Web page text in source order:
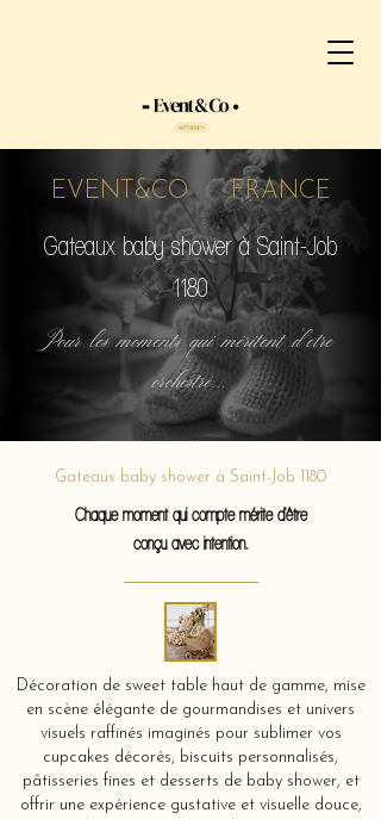
EVENT&CO FRANCE
Gateaux baby shower à Saint-Job
1180
Pour les moments qui méritent d'etre
orchestré...
Gateaux baby shower à Saint-Job 1180
Chaque moment qui compte mérite d'être
conçu avec intention.
Décoration de sweet table haut de gamme, mise
en scène élégante de gourmandises et univers
visuels raffinés imaginés pour sublimer vos
cupcakes décorés, biscuits personnalisés,
pâtisseries fines et desserts de baby shower, et
offrir une expérience gustative et visuelle douce,